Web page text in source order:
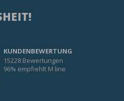
KUNDENBEWERTUNG
15228 Bewertungen
96% empfiehlt M line